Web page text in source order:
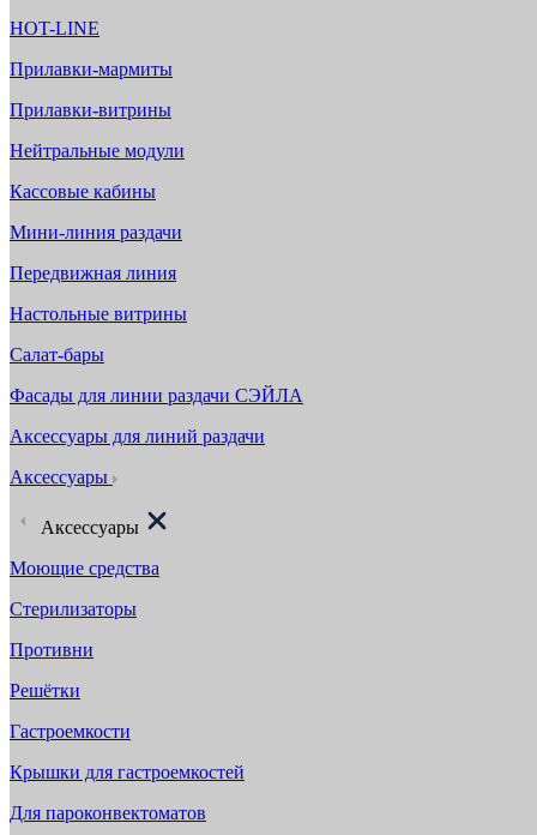
HOT-LINE
Прилавки-мармиты
Прилавки-витрины
Нейтральные модули
Кассовые кабины
Мини-линия раздачи
Передвижная линия
Настольные витрины
Салат-бары
Фасады для линии раздачи СЭЙЛА
Аксессуары для линий раздачи
Аксессуары
Аксессуары
Моющие средства
Стерилизаторы
Противни
Решётки
Гастроемкости
Крышки для гастроемкостей
Для пароконвектоматов